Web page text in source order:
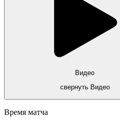
Видео
свернуть Видео
Время матча